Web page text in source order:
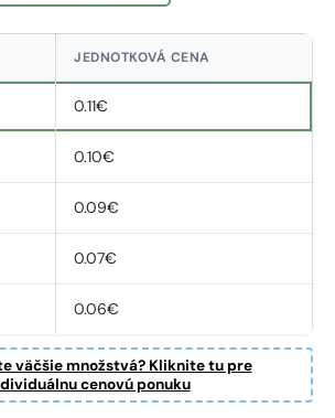
JEDNOTKOVÁ CENA
0.11€
0.10€
0.09€
0.07€
0.06€
väčšie množstvá? Kliknite tu pre
cenovú ponuku